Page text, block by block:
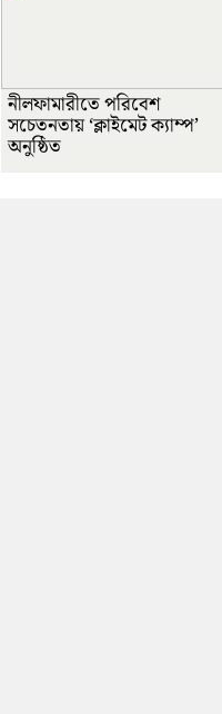
নীলফামারীতে পরিবেশ
সচেতনতায় ‘ক্লাইমেট ক্যাম্প’
অনুষ্ঠিত